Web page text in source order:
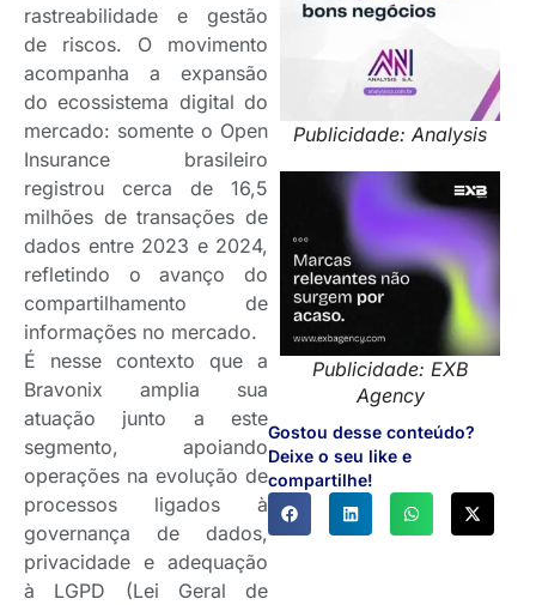
Publicidade: Analysis
Publicidade: EXB
Agency
Gostou desse conteúdo?
Deixe o seu like e
compartilhe!
rastreabilidade e gestão
de riscos. O movimento
acompanha a expansão
do ecossistema digital do
mercado: somente o Open
Insurance brasileiro
registrou cerca de 16,5
milhões de transações de
dados entre 2023 e 2024,
refletindo o avanço do
compartilhamento de
informações no mercado.
É nesse contexto que a
Bravonix amplia sua
atuação junto a este
segmento, apoiando
operações na evolução de
processos ligados à
governança de dados,
privacidade e adequação
à LGPD (Lei Geral de